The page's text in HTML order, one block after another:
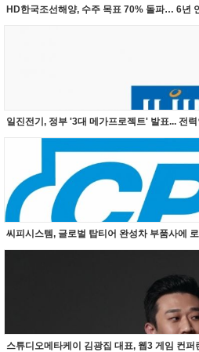
HD한국조선해양, 수주 목표 70% 돌파… 6년
일진전기, 정부 '3대 메가프로젝트' 발표... 전
씨피시스템, 글로벌 탑티어 완성차 부품사에
스튜디오메타케이 김광집 대표, 웹3 게임 컨